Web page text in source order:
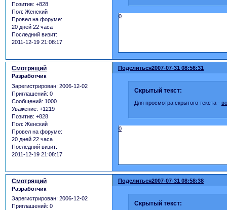
Позитив: +828
Пол: Женский
Провел на форуме:
20 дней 22 часа
Последний визит:
2011-12-19 21:08:17
0
Поделиться2007-07-31 08:56:31
Смотрящий
Разработчик
Зарегистрирован: 2006-12-02
Приглашений: 0
Сообщений: 1000
Уважение: +1219
Позитив: +828
Пол: Женский
Провел на форуме:
20 дней 22 часа
Последний визит:
2011-12-19 21:08:17
Скрытый текст:
Для просмотра скрытого текста -
0
Поделиться2007-07-31 08:58:38
Смотрящий
Разработчик
Зарегистрирован: 2006-12-02
Приглашений: 0
Скрытый текст: